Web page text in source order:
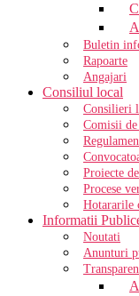
Buletin
Rapoarte
Angajari
Consiliul local
Consilieri
Comisii
Proiecte
Procese
Hotararile
Informatii
Noutati
Anunturi